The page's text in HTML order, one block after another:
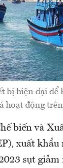
bị hiện đại để
hoạt động
biến và
xuất
sụt